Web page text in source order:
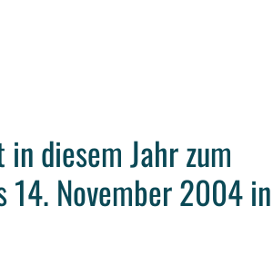
diesem Jahr zum
November 2004 in